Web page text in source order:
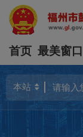
首页 最美窗口